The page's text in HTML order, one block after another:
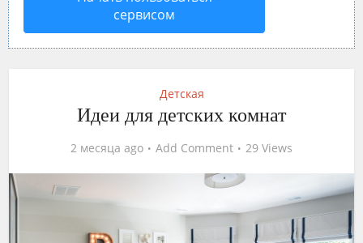
сервисом
Детская
Идеи для детских комнат
2 месяца ago Add Comment 29 Views